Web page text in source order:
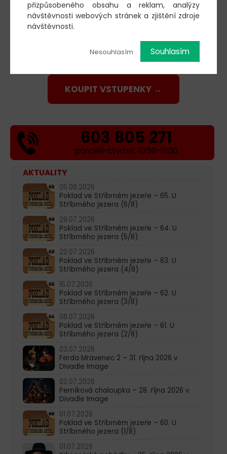
KOUPIT VSTUPENKY →
603 805 271
pondělí-čtvrtek: 10:00-16:00
AKTUALITY
05.08.2026
Poklad ve Stříbrném jezeře – 65. U
Stříbrného jezera (6/8)
29.07.2026
Poklad ve Stříbrném jezeře – 64. U
Stříbrného jezera (5/8)
22.07.2026
Poklad ve Stříbrném jezeře – 63. U
Stříbrného jezera (4/8)
15.07.2026
Poklad ve Stříbrném jezeře – 62. U
Stříbrného jezera (3/8)
08.07.2026
Poklad ve Stříbrném jezeře – 61. U
Stříbrného jezera (2/8)
03.07.2026
Ferda Mravenec 2 – 31. října 2026 v
Divadle Image
02.07.2026
Perníková chaloupka – 28. října 2026 v
Divadle Image
01.07.2026
Poklad ve Stříbrném jezeře – 60. U
Stříbrného jezera (1/8)
01.07.2026
přizpůsobeného obsahu a reklam, analýzy
návštěvnosti webových stránek a zjištění zdroje
návštěvnosti.
Nesouhlasím Souhlasím